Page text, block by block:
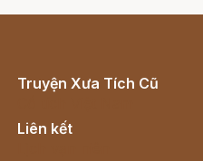
Truyện Xưa Tích Cũ
Liên kết